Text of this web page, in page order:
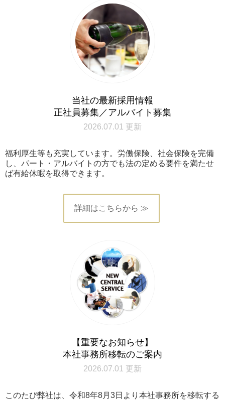
当社の最新採用情報
正社員募集／アルバイト募集
2026.07.01 更新
福利厚生等も充実しています。労働保険、社会保険を完備
し、パート・アルバイトの方でも法の定める要件を満たせ
ば有給休暇を取得できます。
詳細はこちらから ≫
【重要なお知らせ】
本社事務所移転のご案内
2026.07.01 更新
このたび弊社は、令和8年8月3日より本社事務所を移転する